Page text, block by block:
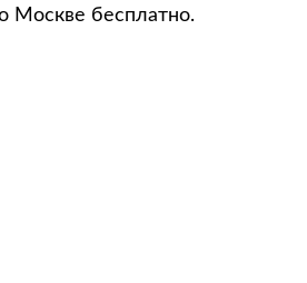
Москве бесплатно.